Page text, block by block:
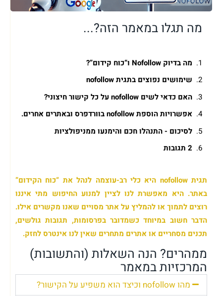
מה תגלו במאמר הזה?...
מה בדיוק Nofollow ו“כוח קידום”?
שימושים נפוצים בתגית nofollow
האם כדאי לשים nofollow על כל קישור חיצוני?
אפשרויות הוספת nofollow בוורדפרס ובאתרים אחרים.
לסיכום - התנהלו חכם והימנעו ממניפולציות
2 תגובות
תגית nofollow היא כלי רב-עוצמה לנהל את “כוח הקידום”
באתר. היא מאפשרת לנו לציין למנוע החיפוש מתי איננו
רוצים לתמוך או להמליץ על אתר מסויים שאנו מקשרים אילו.
הדבר חשוב במיוחד כשמדובר בפרסומות, תגובות גולשים,
תכנים מסחריים או אתרים מתחרים שאין לנו אינטרס לחזק.
ממהרים? הנה השאלות (והתשובות)
המרכזיות במאמר
מהו nofollow וכיצד הוא משפיע על הקישור?